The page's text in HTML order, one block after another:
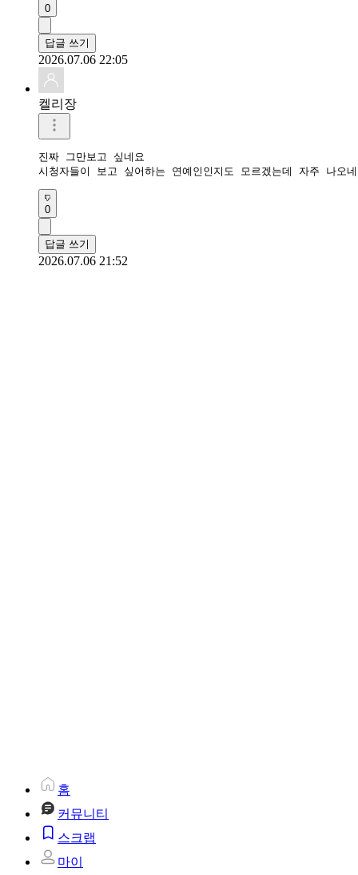
0
답글 쓰기
2026.07.06 22:05
켈리장
진짜 그만보고 싶네요
시청자들이 보고 싶어하는 연예인인지도 모르겠는데 자주 나오
0
답글 쓰기
2026.07.06 21:52
홈
커뮤니티
스크랩
마이